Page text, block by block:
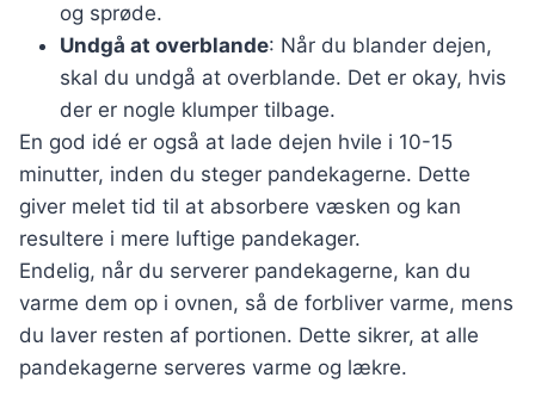
og sprøde.
Undgå at overblande: Når du blander dejen,
skal du undgå at overblande. Det er okay, hvis
der er nogle klumper tilbage.
En god idé er også at lade dejen hvile i 10-15
minutter, inden du steger pandekagerne. Dette
giver melet tid til at absorbere væsken og kan
resultere i mere luftige pandekager.
Endelig, når du serverer pandekagerne, kan du
varme dem op i ovnen, så de forbliver varme, mens
du laver resten af portionen. Dette sikrer, at alle
pandekagerne serveres varme og lækre.